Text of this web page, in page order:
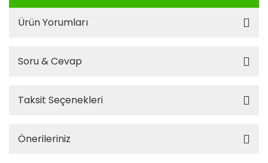
Ürün Yorumları
Soru & Cevap
Taksit Seçenekleri
Önerileriniz